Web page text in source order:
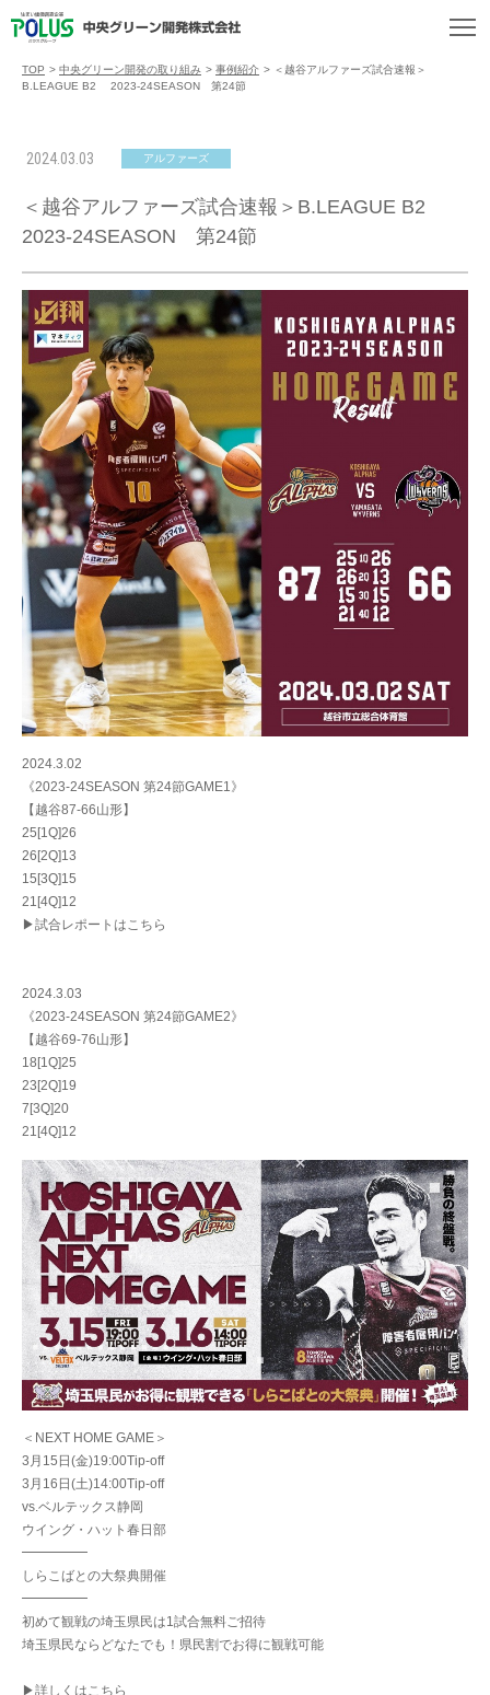
TOP > 中央グリーン開発の取り組み > 事例紹介 > ＜越谷アルファーズ試合速報＞
B.LEAGUE B2 2023-24SEASON 第24節
2024.03.03 アルファーズ
＜越谷アルファーズ試合速報＞B.LEAGUE B2
2023-24SEASON 第24節
2024.3.02
《2023-24SEASON 第24節GAME1》
【越谷87-66山形】
25[1Q]26
26[2Q]13
15[3Q]15
21[4Q]12
▶試合レポートはこちら
2024.3.03
《2023-24SEASON 第24節GAME2》
【越谷69-76山形】
18[1Q]25
23[2Q]19
7[3Q]20
21[4Q]12
＜NEXT HOME GAME＞
3月15日(金)19:00Tip-off
3月16日(土)14:00Tip-off
vs.ベルテックス静岡
ウイング・ハット春日部
━━━━━
しらこばとの大祭典開催
━━━━━
初めて観戦の埼玉県民は1試合無料ご招待
埼玉県民ならどなたでも！県民割でお得に観戦可能
▶詳しくはこちら